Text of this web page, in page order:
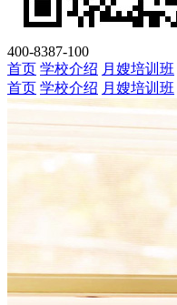
400-8387-100
首页 学校介绍 月嫂培训班
首页 学校介绍 月嫂培训班